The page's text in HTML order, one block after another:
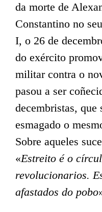
da morte de
Constantino no
I, o 26 de
do exército
militar contra o
pasou a ser
decembristas,
esmagado o
Sobre aqueles
«Estreito é o
revolucionarios.
afastados do pobo